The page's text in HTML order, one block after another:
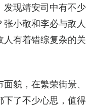
发现靖安司中有不少
小敬和李必与敌人
人有着错综复杂的关
貌，在繁荣街景、
下了不少心思，值得